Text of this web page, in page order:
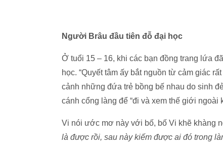
Người Brâu đầu tiên đỗ đại học
Ở tuổi 15 – 16, khi các bạn đồng trang lứa
học. “Quyết tâm ấy bắt nguồn từ cảm giác
cảnh những đứa trẻ bồng bế nhau do sinh
cánh cổng làng để “đi và xem thế giới ngoài
Vi nói ước mơ này với bố, bố Vi khẽ khàng
là được rồi, sau này kiếm được ai đó trong